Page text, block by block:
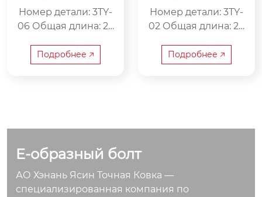
Номер детали: 3TY-
06 Общая длина: 26
жду центрами: 120 м
м Вес: 2,2 кг
Подробнее 🡥
Номер детали: 3TY-
02 Общая длина: 28
жду центрами: 130 м
м Вес: 3,8 кг
Подробнее 🡥
E-образный болт
АО Хэнань Ясин Точная Ковка —
специализированная компания по